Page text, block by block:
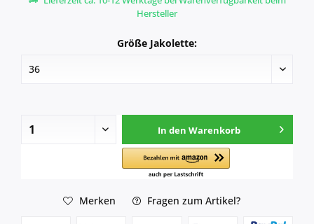
Hersteller
Größe Jakolette:
In den Warenkorb
Merken Fragen zum Artikel?